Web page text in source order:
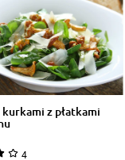
kurkami z płatkami
4